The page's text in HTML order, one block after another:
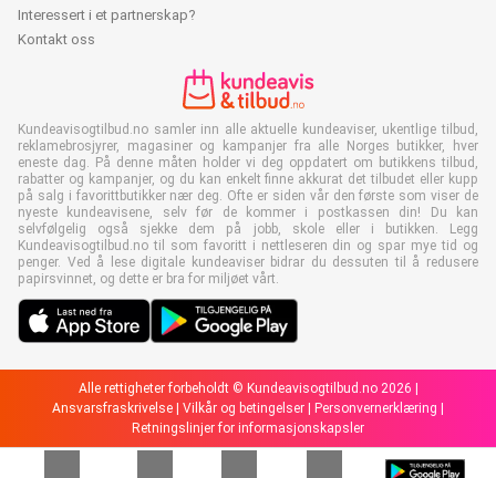
Interessert i et partnerskap?
Kontakt oss
Kundeavisogtilbud.no samler inn alle aktuelle kundeaviser, ukentlige tilbud,
reklamebrosjyrer, magasiner og kampanjer fra alle Norges butikker, hver
eneste dag. På denne måten holder vi deg oppdatert om butikkens tilbud,
rabatter og kampanjer, og du kan enkelt finne akkurat det tilbudet eller kupp
på salg i favorittbutikker nær deg. Ofte er siden vår den første som viser de
nyeste kundeavisene, selv før de kommer i postkassen din! Du kan
selvfølgelig også sjekke dem på jobb, skole eller i butikken. Legg
Kundeavisogtilbud.no til som favoritt i nettleseren din og spar mye tid og
penger. Ved å lese digitale kundeaviser bidrar du dessuten til å redusere
papirsvinnet, og dette er bra for miljøet vårt.
Alle rettigheter forbeholdt © Kundeavisogtilbud.no 2026 |
Ansvarsfraskrivelse | Vilkår og betingelser | Personvernerklæring |
Retningslinjer for informasjonskapsler